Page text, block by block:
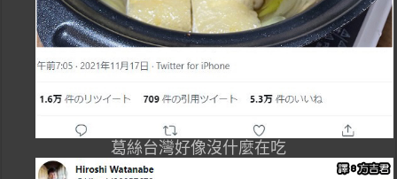
葛絲台灣好像沒什麼在吃